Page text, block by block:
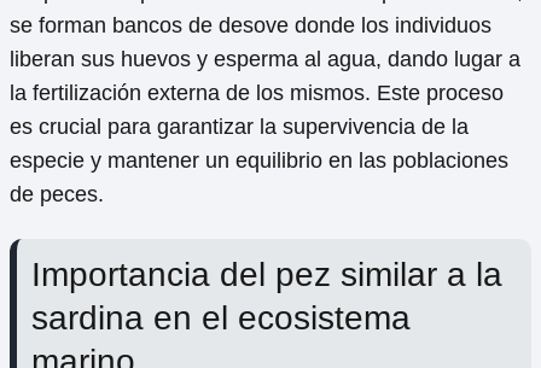
se forman bancos de desove donde los individuos
liberan sus huevos y esperma al agua, dando lugar a
la fertilización externa de los mismos. Este proceso
es crucial para garantizar la supervivencia de la
especie y mantener un equilibrio en las poblaciones
de peces.
Importancia del pez similar a la
sardina en el ecosistema